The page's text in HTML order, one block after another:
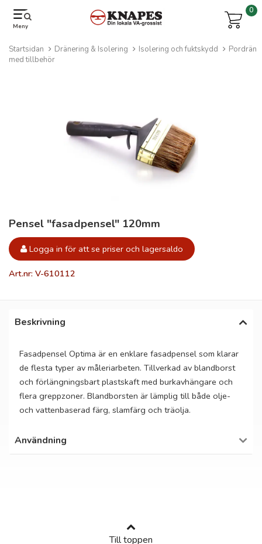
Meny
0
Startsidan Dränering & Isolering Isolering och fuktskydd
Pordrän
med tillbehör
Pensel "fasadpensel" 120mm
Logga in för att se priser och lagersaldo
Art.nr: V-610112
Beskrivning
Fasadpensel Optima är en enklare fasadpensel som klarar
de flesta typer av måleriarbeten. Tillverkad av blandborst
och förlängningsbart plastskaft med burkavhängare och
flera greppzoner. Blandborsten är lämplig till både olje-
och vattenbaserad färg, slamfärg och träolja.
Användning
Till toppen